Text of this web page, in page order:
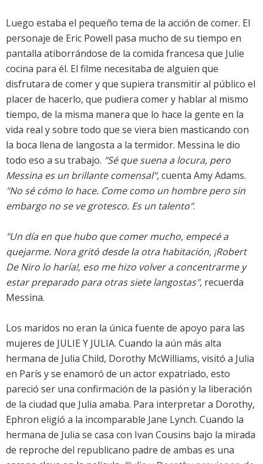
Luego estaba el pequeño tema de la acción de comer. El
personaje de Eric Powell pasa mucho de su tiempo en
pantalla atiborrándose de la comida francesa que Julie
cocina para él. El filme necesitaba de alguien que
disfrutara de comer y que supiera transmitir al público el
placer de hacerlo, que pudiera comer y hablar al mismo
tiempo, de la misma manera que lo hace la gente en la
vida real y sobre todo que se viera bien masticando con
la boca llena de langosta a la termidor. Messina le dio
todo eso a su trabajo. "Sé que suena a locura, pero
Messina es un brillante comensal", cuenta Amy Adams.
"No sé cómo lo hace. Come como un hombre pero sin
embargo no se ve grotesco. Es un talento".
"Un día en que hubo que comer mucho, empecé a
quejarme. Nora gritó desde la otra habitación, ¡Robert
De Niro lo haría!, eso me hizo volver a concentrarme y
estar preparado para otras siete langostas", recuerda
Messina.
Los maridos no eran la única fuente de apoyo para las
mujeres de JULIE Y JULIA. Cuando la aún más alta
hermana de Julia Child, Dorothy McWilliams, visitó a Julia
en París y se enamoró de un actor expatriado, esto
pareció ser una confirmación de la pasión y la liberación
de la ciudad que Julia amaba. Para interpretar a Dorothy,
Ephron eligió a la incomparable Jane Lynch. Cuando la
hermana de Julia se casa con Ivan Cousins bajo la mirada
de reproche del republicano padre de ambas es una